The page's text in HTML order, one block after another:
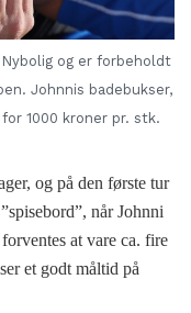
og er forbeholdt
Johnnis badebukser,
1000 kroner pr. stk.
og på den første tur
når Johnni
at vare ca. fire
et godt måltid på